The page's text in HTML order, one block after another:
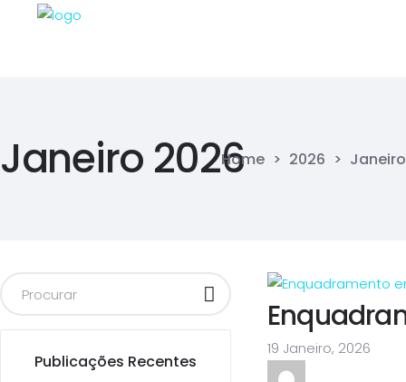
Janeiro 2026Home > 2026 > Janeiro
Publicações Recentes
19 Janeiro, 2026